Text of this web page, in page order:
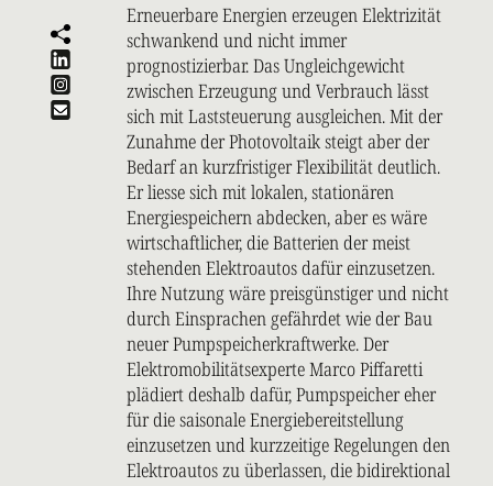
Erneuerbare Energien erzeugen Elektrizität
schwankend und nicht immer
prognostizierbar. Das Ungleichgewicht
zwischen Erzeugung und Verbrauch lässt
sich mit Laststeuerung ausgleichen. Mit der
Zunahme der Photovoltaik steigt aber der
Bedarf an kurzfristiger Flexibilität deutlich.
Er liesse sich mit lokalen, stationären
Energiespeichern abdecken, aber es wäre
wirtschaftlicher, die Batterien der meist
stehenden Elektroautos dafür einzusetzen.
Ihre Nutzung wäre preisgünstiger und nicht
durch Einsprachen gefährdet wie der Bau
neuer Pumpspeicherkraftwerke. Der
Elektromobilitätsexperte Marco Piffaretti
plädiert deshalb dafür, Pumpspeicher eher
für die saisonale Energiebereitstellung
einzusetzen und kurzzeitige Regelungen den
Elektroautos zu überlassen, die bidirektional